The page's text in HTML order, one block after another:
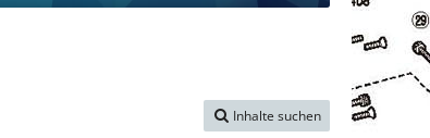
Inhalte suchen